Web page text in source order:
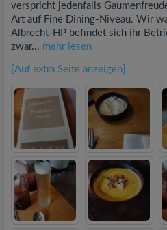
verspricht jedenfalls
Art auf Fine Dining-Niveau. Wir
Albrecht-HP befindet sich ihr
zwar... mehr lesen
[Auf extra Seite anzeigen]